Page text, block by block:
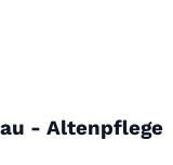
- Altenpflege